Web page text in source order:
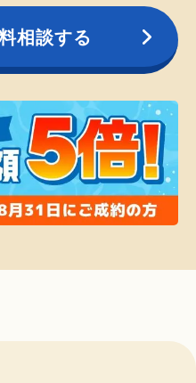
相談する